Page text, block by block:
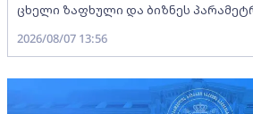
ცხელი ზაფხული და ბიზნეს
2026/08/07 13:56